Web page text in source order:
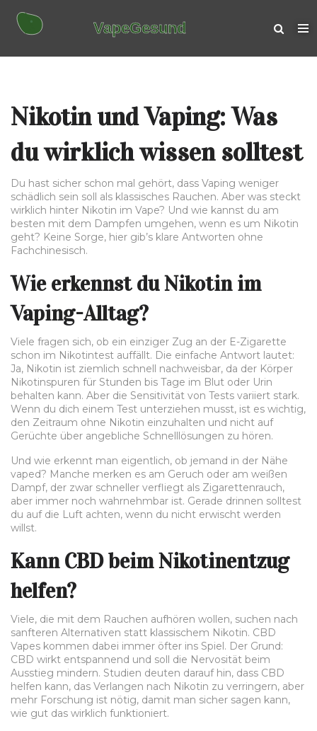
Nikotin und Vaping: Was
du wirklich wissen solltest
Du hast sicher schon mal gehört, dass Vaping weniger
schädlich sein soll als klassisches Rauchen. Aber was steckt
wirklich hinter Nikotin im Vape? Und wie kannst du am
besten mit dem Dampfen umgehen, wenn es um Nikotin
geht? Keine Sorge, hier gib’s klare Antworten ohne
Fachchinesisch.
Wie erkennst du Nikotin im
Vaping-Alltag?
Viele fragen sich, ob ein einziger Zug an der E-Zigarette
schon im Nikotintest auffällt. Die einfache Antwort lautet:
Ja, Nikotin ist ziemlich schnell nachweisbar, da der Körper
Nikotinspuren für Stunden bis Tage im Blut oder Urin
behalten kann. Aber die Sensitivität von Tests variiert stark.
Wenn du dich einem Test unterziehen musst, ist es wichtig,
den Zeitraum ohne Nikotin einzuhalten und nicht auf
Gerüchte über angebliche Schnelllösungen zu hören.
Und wie erkennt man eigentlich, ob jemand in der Nähe
vaped? Manche merken es am Geruch oder am weißen
Dampf, der zwar schneller verfliegt als Zigarettenrauch,
aber immer noch wahrnehmbar ist. Gerade drinnen solltest
du auf die Luft achten, wenn du nicht erwischt werden
willst.
Kann CBD beim Nikotinentzug
helfen?
Viele, die mit dem Rauchen aufhören wollen, suchen nach
sanfteren Alternativen statt klassischem Nikotin. CBD
Vapes kommen dabei immer öfter ins Spiel. Der Grund:
CBD wirkt entspannend und soll die Nervosität beim
Ausstieg mindern. Studien deuten darauf hin, dass CBD
helfen kann, das Verlangen nach Nikotin zu verringern, aber
mehr Forschung ist nötig, damit man sicher sagen kann,
wie gut das wirklich funktioniert.